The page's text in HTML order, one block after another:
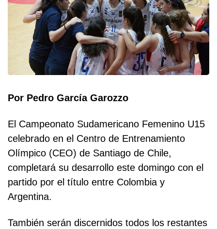
Por Pedro García Garozzo
El Campeonato Sudamericano Femenino U15
celebrado en el Centro de Entrenamiento
Olímpico (CEO) de Santiago de Chile,
completará su desarrollo este domingo con el
partido por el título entre Colombia y
Argentina.
También serán discernidos todos los restantes